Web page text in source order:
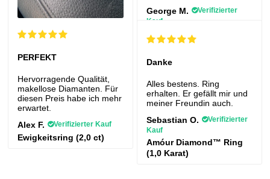
George M.
Verifizierter
Kauf
Amóur Diamond™ Ring
(1,0 Karat)
PERFEKT
Hervorragende Qualität,
makellose Diamanten. Für
diesen Preis habe ich mehr
erwartet.
Alex F.
Verifizierter Kauf
Ewigkeitsring (2,0 ct)
Danke
Alles bestens. Ring
erhalten. Er gefällt mir und
meiner Freundin auch.
Sebastian O.
Verifizierter
Kauf
Amóur Diamond™ Ring
(1,0 Karat)